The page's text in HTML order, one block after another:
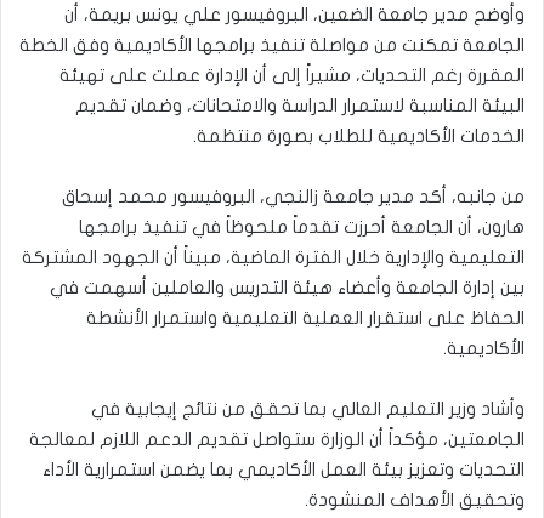
وأوضح مدير جامعة الضعين، البروفيسور علي يونس بريمة، أن
الجامعة تمكنت من مواصلة تنفيذ برامجها الأكاديمية وفق الخطة
المقررة رغم التحديات، مشيراً إلى أن الإدارة عملت على تهيئة
البيئة المناسبة لاستمرار الدراسة والامتحانات، وضمان تقديم
الخدمات الأكاديمية للطلاب بصورة منتظمة.
من جانبه، أكد مدير جامعة زالنجي، البروفيسور محمد إسحاق
هارون، أن الجامعة أحرزت تقدماً ملحوظاً في تنفيذ برامجها
التعليمية والإدارية خلال الفترة الماضية، مبيناً أن الجهود المشتركة
بين إدارة الجامعة وأعضاء هيئة التدريس والعاملين أسهمت في
الحفاظ على استقرار العملية التعليمية واستمرار الأنشطة
الأكاديمية.
وأشاد وزير التعليم العالي بما تحقق من نتائج إيجابية في
الجامعتين، مؤكداً أن الوزارة ستواصل تقديم الدعم اللازم لمعالجة
التحديات وتعزيز بيئة العمل الأكاديمي بما يضمن استمرارية الأداء
وتحقيق الأهداف المنشودة.